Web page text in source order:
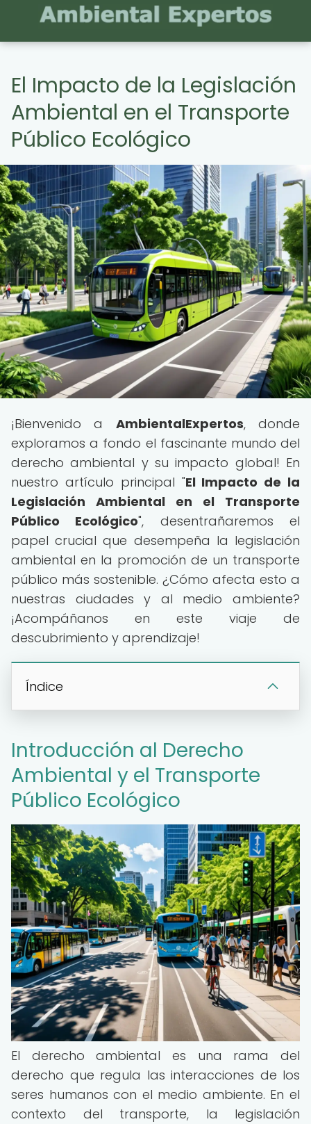
El Impacto de la Legislación
Ambiental en el Transporte
Público Ecológico
¡Bienvenido a AmbientalExpertos, donde
exploramos a fondo el fascinante mundo del
derecho ambiental y su impacto global! En
nuestro artículo principal "El Impacto de la
Legislación Ambiental en el Transporte
Público Ecológico", desentrañaremos el
papel crucial que desempeña la legislación
ambiental en la promoción de un transporte
público más sostenible. ¿Cómo afecta esto a
nuestras ciudades y al medio ambiente?
¡Acompáñanos en este viaje de
descubrimiento y aprendizaje!
Índice
Introducción al Derecho
Ambiental y el Transporte
Público Ecológico
El derecho ambiental es una rama del
derecho que regula las interacciones de los
seres humanos con el medio ambiente. En el
contexto del transporte, la legislación